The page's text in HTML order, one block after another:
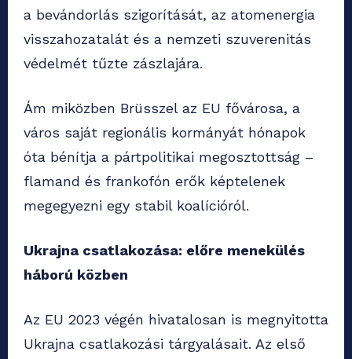
a bevándorlás szigorítását, az atomenergia
visszahozatalát és a nemzeti szuverenitás
védelmét tűzte zászlajára.
Ám miközben Brüsszel az EU fővárosa, a
város saját regionális kormányát hónapok
óta bénítja a pártpolitikai megosztottság –
flamand és frankofón erők képtelenek
megegyezni egy stabil koalícióról.
Ukrajna csatlakozása: előre menekülés
háború közben
Az EU 2023 végén hivatalosan is megnyitotta
Ukrajna csatlakozási tárgyalásait. Az első